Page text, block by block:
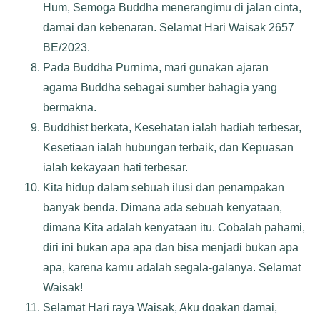
Hum, Semoga Buddha menerangimu di jalan cinta,
damai dan kebenaran. Selamat Hari Waisak 2657
BE/2023.
Pada Buddha Purnima, mari gunakan ajaran
agama Buddha sebagai sumber bahagia yang
bermakna.
Buddhist berkata, Kesehatan ialah hadiah terbesar,
Kesetiaan ialah hubungan terbaik, dan Kepuasan
ialah kekayaan hati terbesar.
Kita hidup dalam sebuah ilusi dan penampakan
banyak benda. Dimana ada sebuah kenyataan,
dimana Kita adalah kenyataan itu. Cobalah pahami,
diri ini bukan apa apa dan bisa menjadi bukan apa
apa, karena kamu adalah segala-galanya. Selamat
Waisak!
Selamat Hari raya Waisak, Aku doakan damai,